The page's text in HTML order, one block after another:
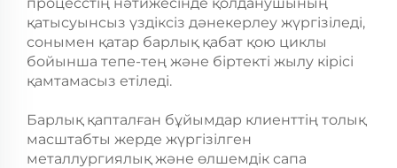
қатысуынсыз үздіксіз дәнекерлеу жүргізіледі,
сонымен қатар барлық қабат қою циклы
бойынша тепе-тең және біртекті жылу кірісі
қамтамасыз етіледі.
Барлық қапталған бұйымдар клиенттің толық
масштабты жерде жүргізілген
металлургиялық және өлшемдік сапа